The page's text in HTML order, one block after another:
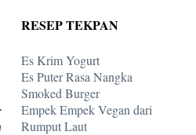
RESEP TEKPAN
Es Krim Yogurt
Es Puter Rasa Nangka
Smoked Burger
Empek Empek Vegan dari
Rumput Laut